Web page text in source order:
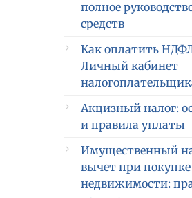
полное
средств
Как оплатить
Личный кабинет
Акцизный налог:
и правила уплаты
Имущественный
вычет при покупке
недвижимости: